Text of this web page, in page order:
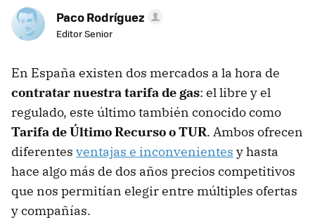
Paco Rodríguez
Editor Senior
En España existen dos mercados a la hora de
contratar nuestra tarifa de gas: el libre y el
regulado, este último también conocido como
Tarifa de Último Recurso o TUR. Ambos ofrecen
diferentes ventajas e inconvenientes y hasta
hace algo más de dos años precios competitivos
que nos permitían elegir entre múltiples ofertas
y compañías.